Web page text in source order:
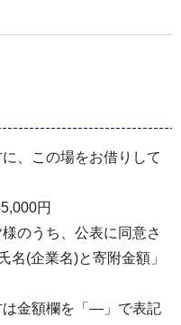
、この場をお借りして
円
のうち、公表に同意さ
名(企業名)と寄附金額」
金額欄を「―」で表記